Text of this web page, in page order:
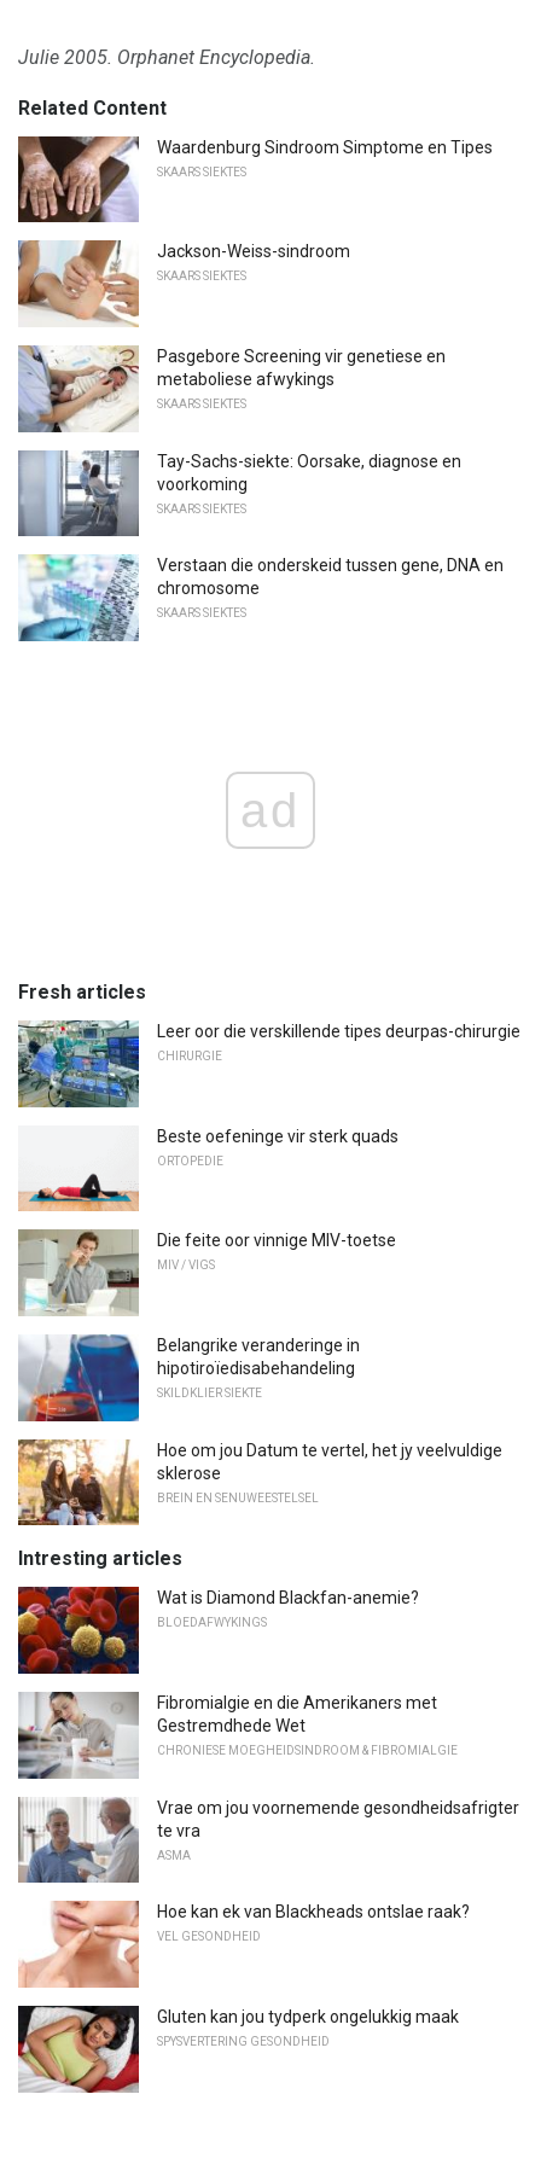
Julie 2005. Orphanet Encyclopedia.
Related Content
Waardenburg Sindroom Simptome en Tipes
SKAARS SIEKTES
Jackson-Weiss-sindroom
SKAARS SIEKTES
Pasgebore Screening vir genetiese en
metaboliese afwykings
SKAARS SIEKTES
Tay-Sachs-siekte: Oorsake, diagnose en
voorkoming
SKAARS SIEKTES
Verstaan ​​die onderskeid tussen gene, DNA en
chromosome
SKAARS SIEKTES
ad
Fresh articles
Leer oor die verskillende tipes deurpas-chirurgie
CHIRURGIE
Beste oefeninge vir sterk quads
ORTOPEDIE
Die feite oor vinnige MIV-toetse
MIV / VIGS
Belangrike veranderinge in
hipotiroïedisabehandeling
SKILDKLIER SIEKTE
Hoe om jou Datum te vertel, het jy veelvuldige
sklerose
BREIN EN SENUWEESTELSEL
Intresting articles
Wat is Diamond Blackfan-anemie?
BLOEDAFWYKINGS
Fibromialgie en die Amerikaners met
Gestremdhede Wet
CHRONIESE MOEGHEIDSINDROOM & FIBROMIALGIE
Vrae om jou voornemende gesondheidsafrigter
te vra
ASMA
Hoe kan ek van Blackheads ontslae raak?
VEL GESONDHEID
Gluten kan jou tydperk ongelukkig maak
SPYSVERTERING GESONDHEID